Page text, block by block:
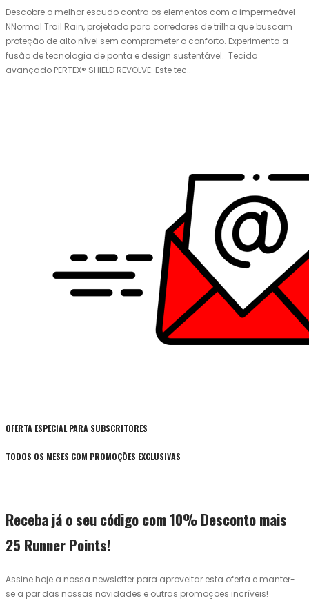
Descobre o melhor escudo contra os elementos com o impermeável
NNormal Trail Rain, projetado para corredores de trilha que buscam
proteção de alto nível sem comprometer o conforto. Experimenta a
fusão de tecnologia de ponta e design sustentável. Tecido
avançado PERTEX® SHIELD REVOLVE: Este tec..
OFERTA ESPECIAL PARA SUBSCRITORES
TODOS OS MESES COM PROMOÇÕES EXCLUSIVAS
Receba já o seu código com 10% Desconto mais
25 Runner Points!
Assine hoje a nossa newsletter para aproveitar esta oferta e manter-
se a par das nossas novidades e outras promoções incríveis!